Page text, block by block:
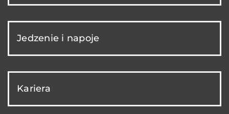
Jedzenie i napoje
Kariera